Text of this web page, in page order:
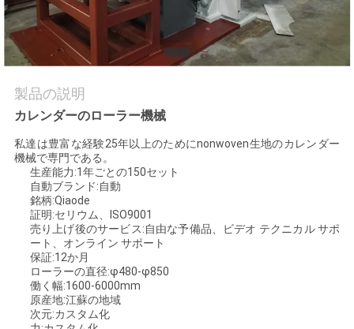
行
品
質
管
理
製品の説明
カレンダーのローラー機械
私達は豊富な経験25年以上のためにnonwoven生地のカレンダー
機械で専門である。
生産能力:1年ごとの150セット
自動ブランド:自動
銘柄:Qiaode
証明:セリウム、ISO9001
売り上げ後のサービス:自由な予備品、ビデオ テクニカル サポ
ート、オンライン サポート
保証:12か月
ローラーの直径:φ480-φ850
働く幅:1600-6000mm
原産地:江蘇の地域
次元:カスタム化